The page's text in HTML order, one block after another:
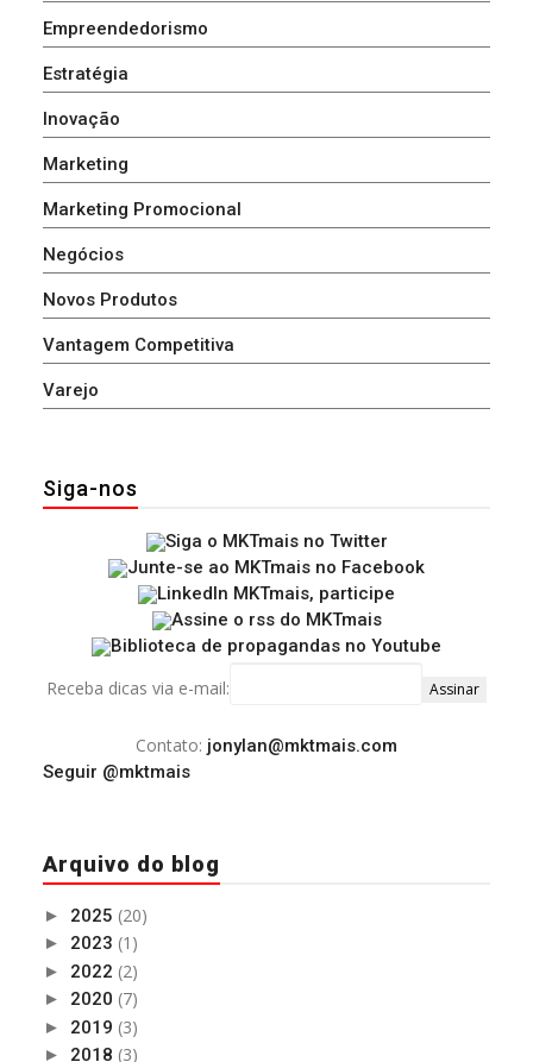
Empreendedorismo
Estratégia
Inovação
Marketing
Marketing Promocional
Negócios
Novos Produtos
Vantagem Competitiva
Varejo
Siga-nos
Receba dicas via e-mail:
Contato: jonylan@mktmais.com
Seguir @mktmais
Arquivo do blog
► 2025 (20)
► 2023 (1)
► 2022 (2)
► 2020 (7)
► 2019 (3)
► 2018 (3)